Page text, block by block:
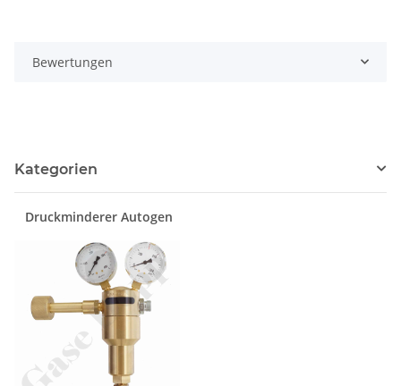
Bewertungen
Kategorien
Druckminderer Autogen